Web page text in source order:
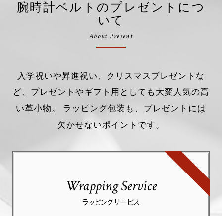
腕時計ベルトのプレゼントにつ
いて
About Present
入学祝いや昇進祝い、クリスマスプレゼントな
ど、プレゼントやギフト用としても大変人気の高
い革小物。 ラッピング包装も、プレゼントには
欠かせないポイントです。
Wrapping Service
ラッピングサービス